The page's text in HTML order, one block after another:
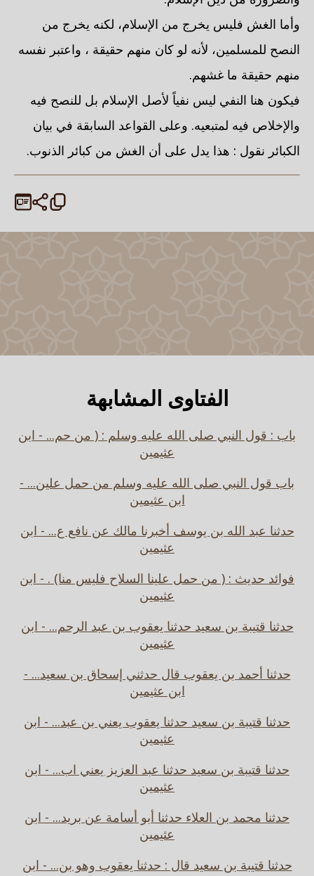
وأما الغش فليس يخرج من الإسلام، لكنه يخرج من
النصح للمسلمين، لأنه لو كان منهم حقيقة ، واعتبر نفسه
منهم حقيقة ما غشهم.
فيكون هنا النفي ليس نفياً لأصل الإسلام بل للنصح فيه
والإخلاص فيه لمتبعيه. وعلى القواعد السابقة في بيان
الكبائر نقول : هذا يدل على أن الغش من كبائر الذنوب.
الفتاوى المشابهة
باب : قول النبي صلى الله عليه وسلم : ( من حم... - ابن
عثيمين
باب قول النبي صلى الله عليه وسلم من حمل علين... -
ابن عثيمين
حدثنا عبد الله بن يوسف أخبرنا مالك عن نافع ع... - ابن
عثيمين
فوائد حديث : ( من حمل علينا السلاح فليس منا) . - ابن
عثيمين
حدثنا قتيبة بن سعيد حدثنا يعقوب بن عبد الرحم... - ابن
عثيمين
حدثنا أحمد بن يعقوب قال حدثني إسحاق بن سعيد... -
ابن عثيمين
حدثنا قتيبة بن سعيد حدثنا يعقوب يعني بن عبد... - ابن
عثيمين
حدثنا قتيبة بن سعيد حدثنا عبد العزيز يعني اب... - ابن
عثيمين
حدثنا محمد بن العلاء حدثنا أبو أسامة عن بريد... - ابن
عثيمين
حدثنا قتيبة بن سعيد قال : حدثنا يعقوب وهو بن... - ابن